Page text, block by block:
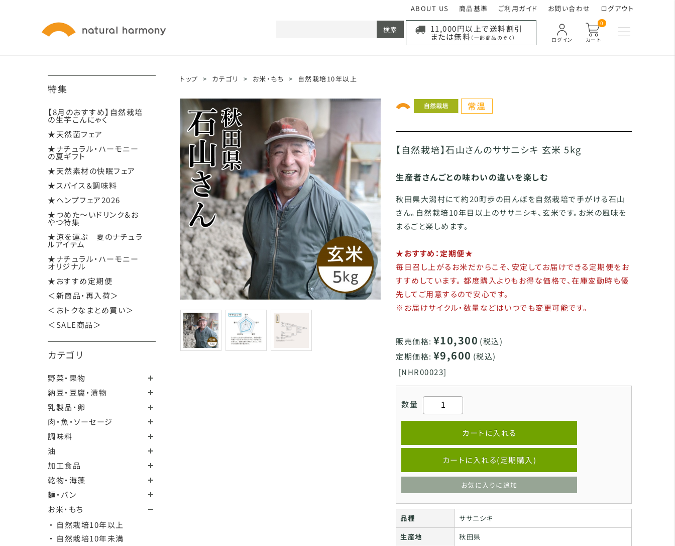
ABOUT US 商品基準 ご利用ガイド お問い合わせ ログアウト
カート
0
ログイン
11,000円以上で送料割引
または無料 （一部商品のぞく）
検索
特集
【8月のおすすめ】自然栽培
の生芋こんにゃく
★天然菌フェア
★ナチュラル・ハーモニー
の夏ギフト
★天然素材の快眠フェア
★スパイス＆調味料
★ヘンプフェア2026
★つめた～いドリンク＆お
やつ特集
★涼を運ぶ 夏のナチュラ
ルアイテム
★ナチュラル・ハーモニー
オリジナル
★おすすめ定期便
＜新商品・再入荷＞
＜おトクなまとめ買い＞
＜SALE商品＞
カテゴリ
野菜・果物
納豆・豆腐・漬物
乳製品・卵
肉・魚・ソーセージ
調味料
油
加工食品
乾物・海藻
麺・パン
お米・もち
・ 自然栽培10年以上
・ 自然栽培10年未満
トップ > カテゴリ > お米・もち > 自然栽培10年以上
【自然栽培】石山さんのササニシキ 玄米 5kg
生産者さんごとの味わいの違いを楽しむ
秋田県大潟村にて約20町歩の田んぼを自然栽培で手がける石山
さん。自然栽培10年目以上のササニシキ、玄米です。お米の風味を
まるごと楽しめます。
★おすすめ：定期便★
毎日召し上がるお米だからこそ、安定してお届けできる定期便をお
すすめしています。 都度購入よりもお得な価格で、在庫変動時も優
先してご用意するので安心です。
※お届けサイクル・数量などはいつでも変更可能です。
販売価格: ¥10,300 (税込)
定期価格: ¥9,600 (税込)
[NHR00023]
数量
カートに入れる
カートに入れる(定期購入)
お気に入りに追加
品種
ササニシキ
生産地
秋田県